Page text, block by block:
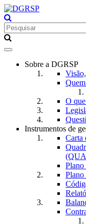
Toggle
navigationSobre a DGRSP
O
Instrumentos de
Carta
Plano
Plano